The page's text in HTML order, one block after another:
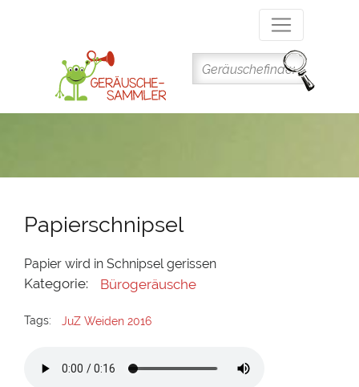
Inhalt
Papierschnipsel
Papier wird in Schnipsel gerissen
Kategorie: Bürogeräusche
Tags: JuZ Weiden 2016